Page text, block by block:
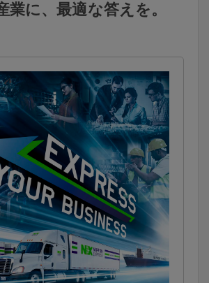
業に、最適な答えを。